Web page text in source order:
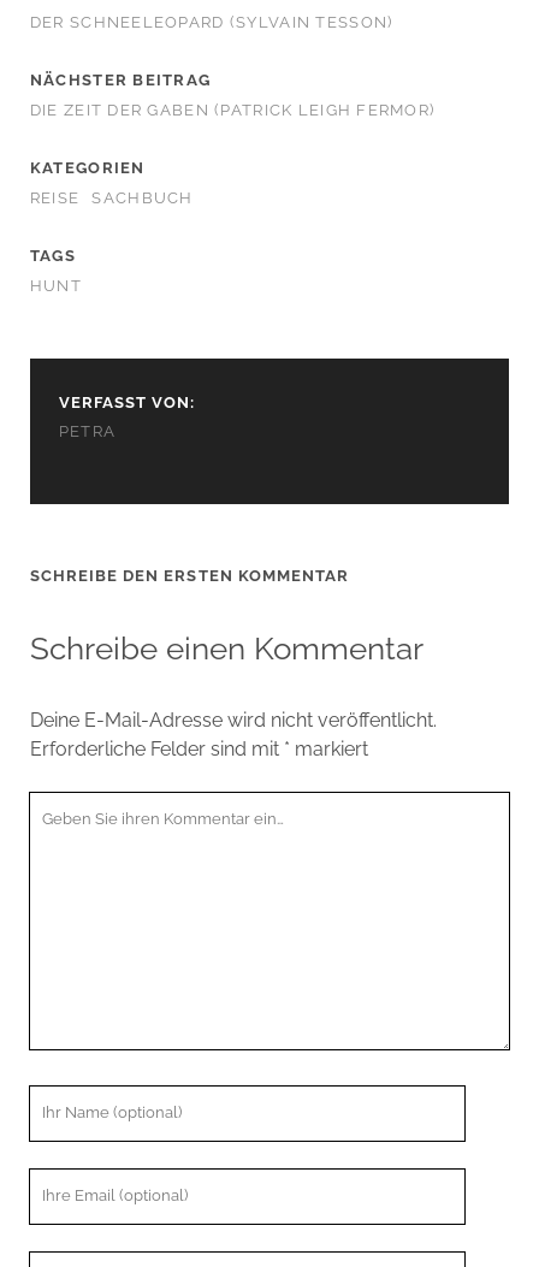
DER SCHNEELEOPARD (SYLVAIN TESSON)
NÄCHSTER BEITRAG
DIE ZEIT DER GABEN (PATRICK LEIGH FERMOR)
KATEGORIEN
REISE
SACHBUCH
TAGS
HUNT
VERFASST VON:
PETRA
SCHREIBE DEN ERSTEN KOMMENTAR
Schreibe einen Kommentar
Deine E-Mail-Adresse wird nicht veröffentlicht.
Erforderliche Felder sind mit * markiert